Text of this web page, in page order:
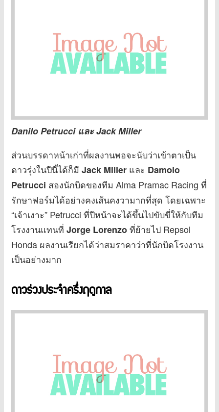
Danilo Petrucci และ Jack Miller
ส่วนบรรดาหน้าเก่าที่ผลงานพอจะนับว่าเข้าตาเป็น
ดาวรุ่งในปีนี้ได้ก็มี Jack Miller และ Damolo
Petrucci สองนักบิดของทีม Alma Pramac Racing ที่
รักษาฟอร์มได้อย่างคงเส้นคงวามากที่สุด โดยเฉพาะ
“เจ้าเงาะ” Petrucci ที่ปีหน้าจะได้ขึ้นไปขับขี่ให้กับทีม
โรงงานแทนที่ Jorge Lorenzoที่ย้ายไป Repsol
Honda ผลงานเรียกได้ว่าสมราคาว่าที่นักบิดโรงงาน
เป็นอย่างมาก
ดาวร่วงประจำครึ่งฤดูกาล